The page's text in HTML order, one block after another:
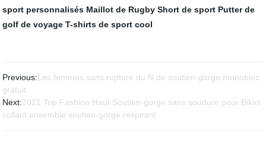
sport personnalisés Maillot de Rugby Short de sport Putter de
golf de voyage T-shirts de sport cool
Previous:Les femmes sans rupture du fil de soutien-gorge monobloc
gratuit
Next:2021 Top Fashion Haut Soutien-gorge sans soudure pour Bikini
collant ensemble soutien-gorge respirant